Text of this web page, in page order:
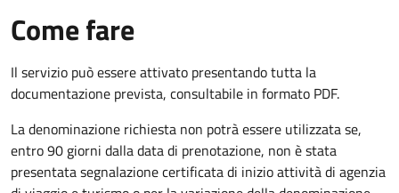
Come fare
Il servizio può essere attivato presentando tutta la
documentazione prevista, consultabile in formato PDF.
La denominazione richiesta non potrà essere utilizzata se,
entro 90 giorni dalla data di prenotazione, non è stata
presentata segnalazione certificata di inizio attività di agenzia